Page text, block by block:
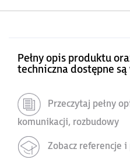
Pełny opis produktu
techniczna dostępne są
Przeczytaj pełny
komunikacji, rozbudowy
Zobacz referencje